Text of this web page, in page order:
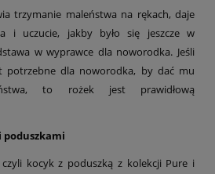
trzymanie maleństwa na rękach, daje
i uczucie, jakby było się jeszcze w
w wyprawce dla noworodka. Jeśli
potrzebne dla noworodka, by dać mu
to rożek jest prawidłową
poduszkami
kocyk z poduszką z kolekcji Pure i